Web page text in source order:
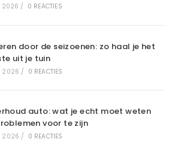
2026 / 0 REACTIES
door de seizoenen: zo haal je het
uit je tuin
2026 / 0 REACTIES
auto: wat je echt moet weten
voor te zijn
2026 / 0 REACTIES